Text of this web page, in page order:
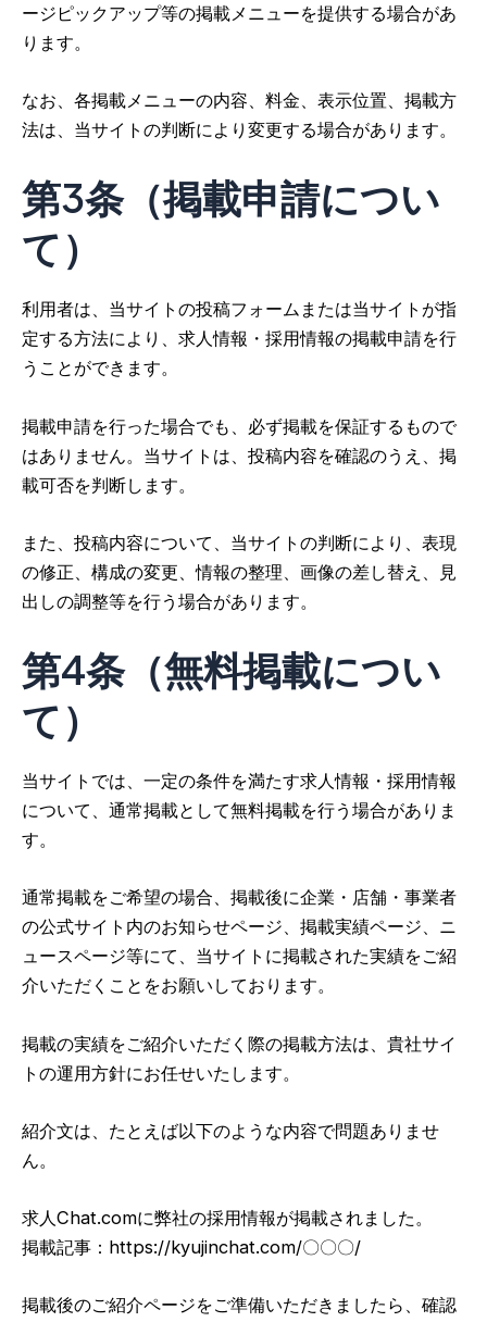
ージピックアップ等の掲載メニューを提供する場合があ
ります。
なお、各掲載メニューの内容、料金、表示位置、掲載方
法は、当サイトの判断により変更する場合があります。
第3条（掲載申請につい
て）
利用者は、当サイトの投稿フォームまたは当サイトが指
定する方法により、求人情報・採用情報の掲載申請を行
うことができます。
掲載申請を行った場合でも、必ず掲載を保証するもので
はありません。当サイトは、投稿内容を確認のうえ、掲
載可否を判断します。
また、投稿内容について、当サイトの判断により、表現
の修正、構成の変更、情報の整理、画像の差し替え、見
出しの調整等を行う場合があります。
第4条（無料掲載につい
て）
当サイトでは、一定の条件を満たす求人情報・採用情報
について、通常掲載として無料掲載を行う場合がありま
す。
通常掲載をご希望の場合、掲載後に企業・店舗・事業者
の公式サイト内のお知らせページ、掲載実績ページ、ニ
ュースページ等にて、当サイトに掲載された実績をご紹
介いただくことをお願いしております。
掲載の実績をご紹介いただく際の掲載方法は、貴社サイ
トの運用方針にお任せいたします。
紹介文は、たとえば以下のような内容で問題ありませ
ん。
求人Chat.comに弊社の採用情報が掲載されました。
掲載記事：https://kyujinchat.com/〇〇〇/
掲載後のご紹介ページをご準備いただきましたら、確認